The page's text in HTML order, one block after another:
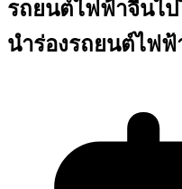
รถยนต์ไฟฟ้าจีนไป
นำร่องรถยนต์ไฟฟ้